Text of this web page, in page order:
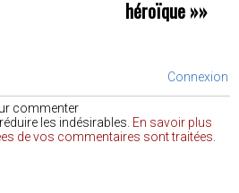
héroïque »»
Connexion
commenter
les indésirables. En savoir plus
de vos commentaires sont traitées